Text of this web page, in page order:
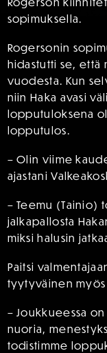
sopimuksella.
Rogersonin
hidastutti se, että
vuodesta. Kun
niin Haka avasi
lopputuloksena
lopputulos.
– Olin viime
ajastani
– Teemu (Tainio)
jalkapallosta
miksi halusin
Paitsi
tyytyväinen
– Joukkueessa
nuoria,
todistimme